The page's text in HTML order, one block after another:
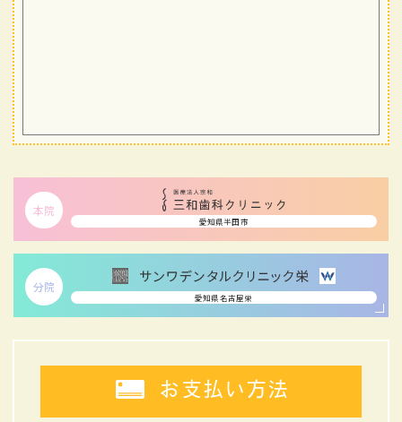
本院
愛知県半田市
分院
愛知県名古屋栄
お支払い方法